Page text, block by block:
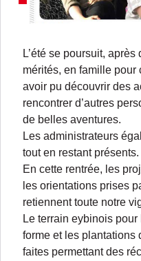
L’été se poursuit,
mérités, en famille pour
avoir pu découvrir des
rencontrer d’autres
de belles aventures.
Les administrateurs
tout en restant présents.
En cette rentrée, les
les orientations prises
retiennent toute notre
Le terrain eybinois
forme et les plantations
faites permettant des